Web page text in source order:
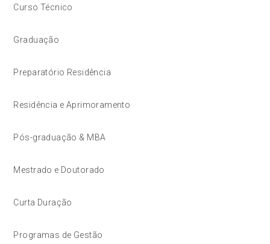
Curso Técnico
Graduação
Preparatório Residência
Residência e Aprimoramento
Pós-graduação & MBA
Mestrado e Doutorado
Curta Duração
Programas de Gestão